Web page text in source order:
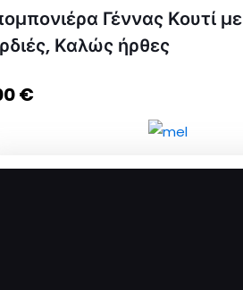
Γέννας Κουτί με
Καλώς ήρθες
€